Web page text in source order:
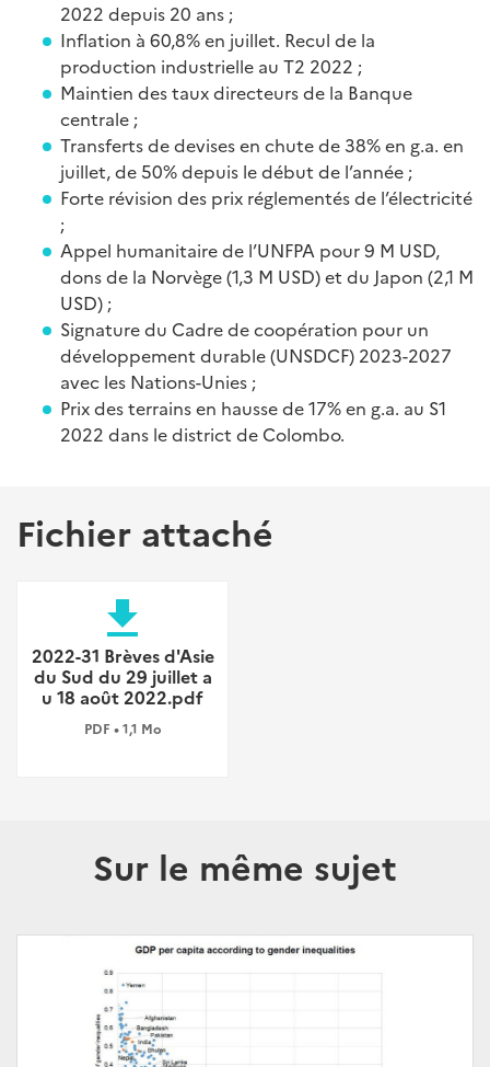
2022 depuis 20 ans ;
Inflation à 60,8% en juillet. Recul de la
production industrielle au T2 2022 ;
Maintien des taux directeurs de la Banque
centrale ;
Transferts de devises en chute de 38% en g.a. en
juillet, de 50% depuis le début de l’année ;
Forte révision des prix réglementés de l’électricité
;
Appel humanitaire de l’UNFPA pour 9 M USD,
dons de la Norvège (1,3 M USD) et du Japon (2,1 M
USD) ;
Signature du Cadre de coopération pour un
développement durable (UNSDCF) 2023-2027
avec les Nations-Unies ;
Prix des terrains en hausse de 17% en g.a. au S1
2022 dans le district de Colombo.
Fichier attaché
file_download
2022-31 Brèves d'Asie
du Sud du 29 juillet a
u 18 août 2022.pdf
PDF • 1,1 Mo
Sur le même sujet